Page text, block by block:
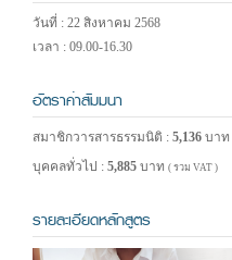
วันที่ : 22 สิงหาคม 2568
เวลา : 09.00-16.30
อัตราค่าสัมมนา
สมาชิกวารสารธรรมนิติ : 5,136 บาท
บุคคลทั่วไป : 5,885 บาท ( รวม VAT )
รายละเอียดหลักสูตร